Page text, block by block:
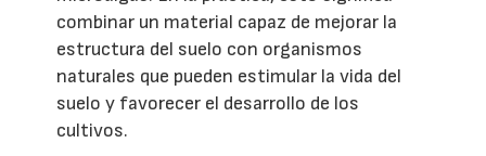
combinar un material capaz de mejorar la
estructura del suelo con organismos
naturales que pueden estimular la vida del
suelo y favorecer el desarrollo de los
cultivos.